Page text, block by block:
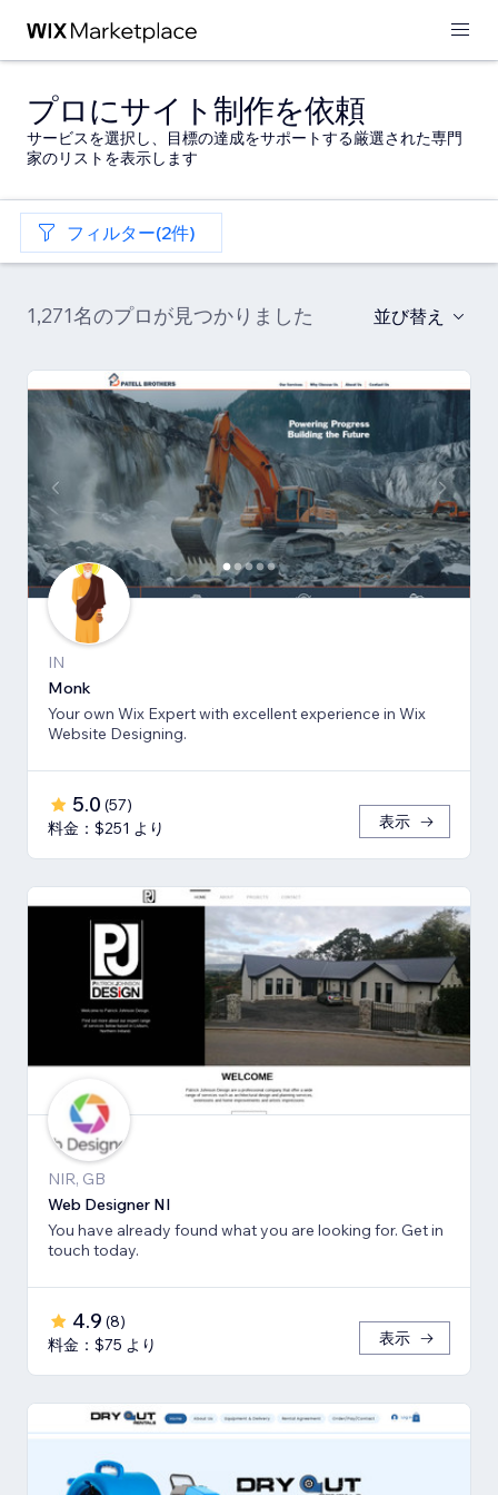
プロにサイト制作を依頼
サービスを選択し、目標の達成をサポートする厳選された専門
家のリストを表示します
フィルター(2件)
1,271名のプロが見つかりました 並び替え
IN
Monk
Your own Wix Expert with excellent experience in Wix
Website Designing.
5.0 (57)
料金：$251 より
表示
NIR, GB
Web Designer NI
You have already found what you are looking for. Get in
touch today.
4.9 (8)
料金：$75 より
表示